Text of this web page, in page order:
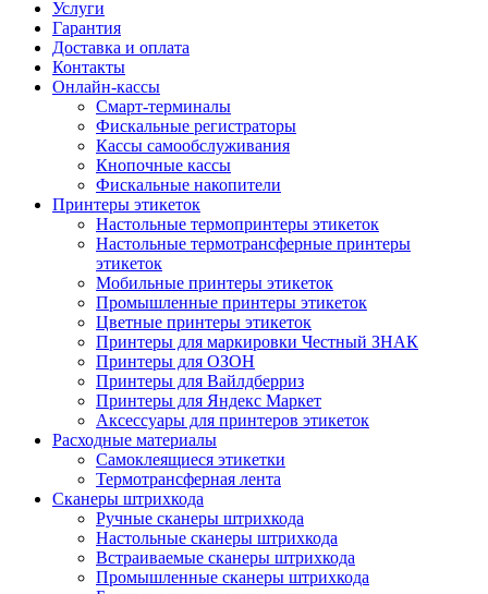
Услуги
Гарантия
Доставка и оплата
Контакты
Онлайн-кассы
Смарт-терминалы
Фискальные регистраторы
Кассы самообслуживания
Кнопочные кассы
Фискальные накопители
Принтеры этикеток
Настольные термопринтеры этикеток
Настольные термотрансферные принтеры
этикеток
Мобильные принтеры этикеток
Промышленные принтеры этикеток
Цветные принтеры этикеток
Принтеры для маркировки Честный ЗНАК
Принтеры для ОЗОН
Принтеры для Вайлдберриз
Принтеры для Яндекс Маркет
Аксессуары для принтеров этикеток
Расходные материалы
Самоклеящиеся этикетки
Термотрансферная лента
Сканеры штрихкода
Ручные сканеры штрихкода
Настольные сканеры штрихкода
Встраиваемые сканеры штрихкода
Промышленные сканеры штрихкода